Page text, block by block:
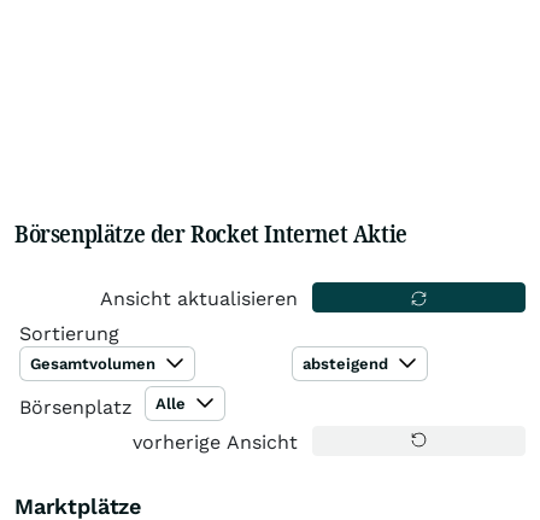
Börsenplätze der Rocket Internet Aktie
Ansicht aktualisieren
Sortierung
Gesamtvolumen absteigend
Börsenplatz Alle
vorherige Ansicht
Marktplätze